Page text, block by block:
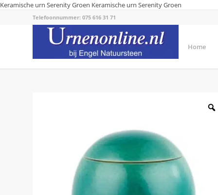
Keramische urn Serenity Groen Keramische urn Serenity Groen
Telefoonnummer: 075 616 31 71
Home